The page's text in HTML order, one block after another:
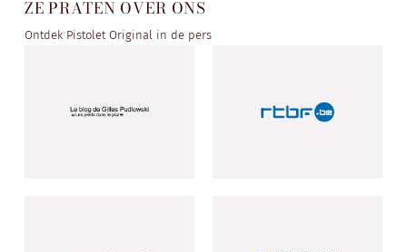
ZE PRATEN OVER ONS
Ontdek Pistolet Original in de pers